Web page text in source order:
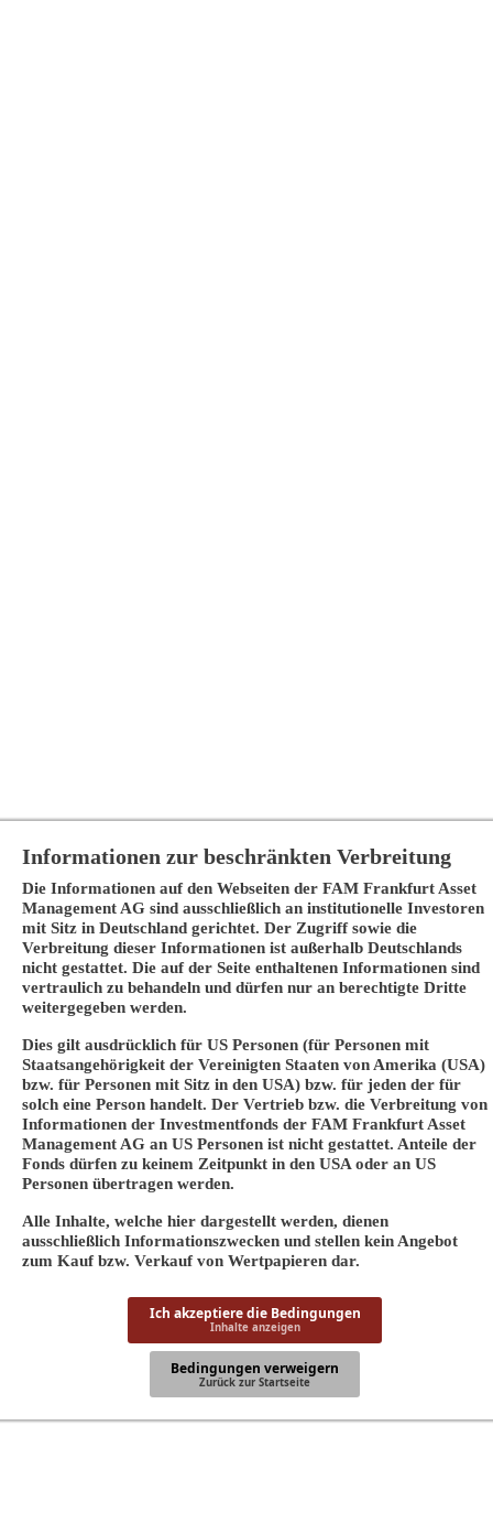
Informationen zur beschränkten Verbreitung
Die Informationen auf den Webseiten der FAM Frankfurt Asset
Management AG sind ausschließlich an institutionelle Investoren
mit Sitz in Deutschland gerichtet. Der Zugriff sowie die
Verbreitung dieser Informationen ist außerhalb Deutschlands
nicht gestattet. Die auf der Seite enthaltenen Informationen sind
vertraulich zu behandeln und dürfen nur an berechtigte Dritte
weitergegeben werden.
Dies gilt ausdrücklich für US Personen (für Personen mit
Staatsangehörigkeit der Vereinigten Staaten von Amerika (USA)
bzw. für Personen mit Sitz in den USA) bzw. für jeden der für
solch eine Person handelt. Der Vertrieb bzw. die Verbreitung von
Informationen der Investmentfonds der FAM Frankfurt Asset
Management AG an US Personen ist nicht gestattet. Anteile der
Fonds dürfen zu keinem Zeitpunkt in den USA oder an US
Personen übertragen werden.
Alle Inhalte, welche hier dargestellt werden, dienen
ausschließlich Informationszwecken und stellen kein Angebot
zum Kauf bzw. Verkauf von Wertpapieren dar.
Ich akzeptiere die Bedingungen
Inhalte anzeigen
Bedingungen verweigern
Zurück zur Startseite